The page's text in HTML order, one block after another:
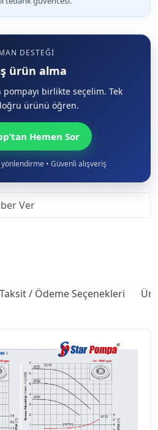
DESTEĞI
ürün alma
birlikte seçelim. Tek
ürünü öğren.
Hemen Sor
yönlendirme • Güvenli alışveriş
Ver
Taksit / Ödeme Seçenekleri